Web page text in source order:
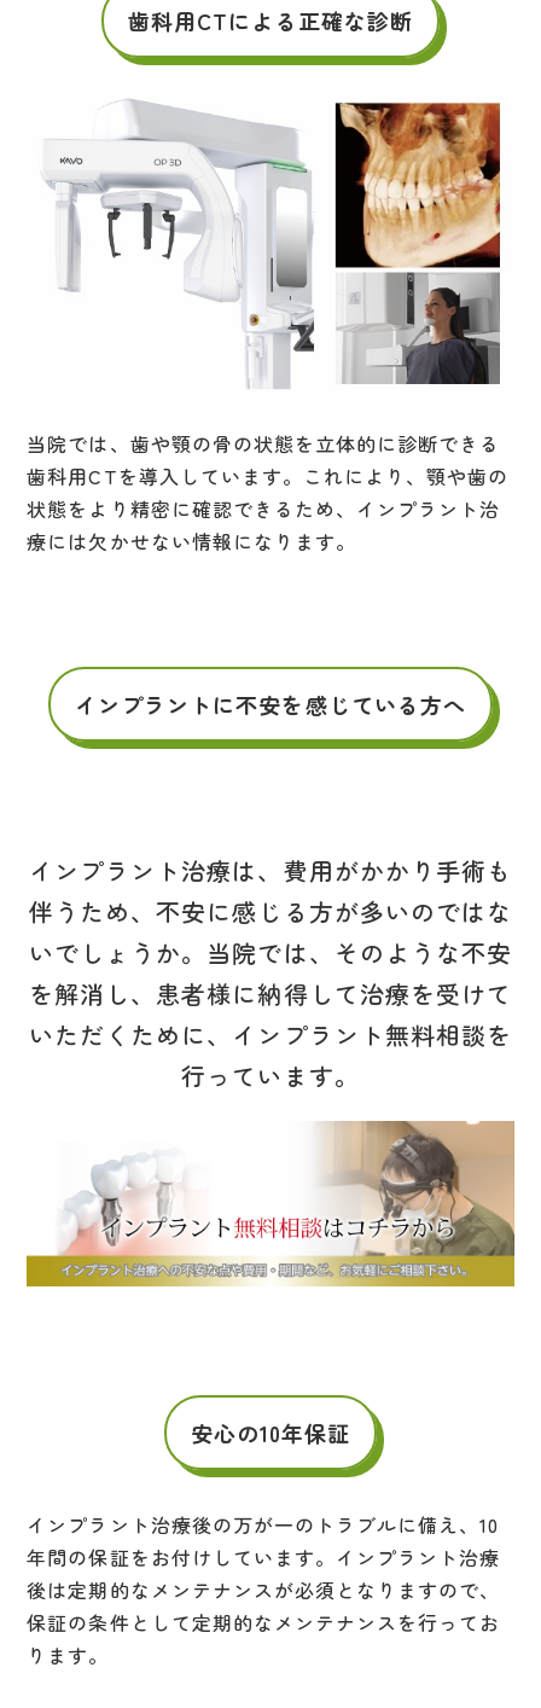
歯科用CTによる正確な診断
当院では、歯や顎の骨の状態を立体的に診断できる
歯科用CTを導入しています。これにより、顎や歯の
状態をより精密に確認できるため、インプラント治
療には欠かせない情報になります。
インプラントに不安を感じている方へ
インプラント治療は、費用がかかり手術も
伴うため、不安に感じる方が多いのではな
いでしょうか。当院では、そのような不安
を解消し、患者様に納得して治療を受けて
いただくために、インプラント無料相談を
行っています。
安心の10年保証
インプラント治療後の万が一のトラブルに備え、10
年間の保証をお付けしています。インプラント治療
後は定期的なメンテナンスが必須となりますので、
保証の条件として定期的なメンテナンスを行ってお
ります。